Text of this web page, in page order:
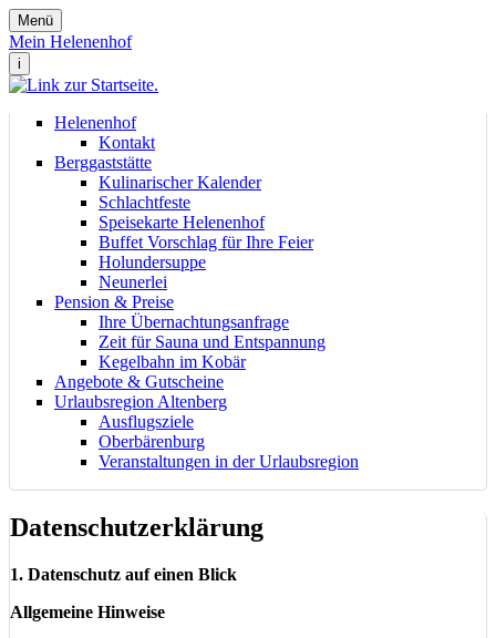
Menü
Mein Helenenhof
i
Helenenhof
Kontakt
Berggaststätte
Kulinarischer Kalender
Schlachtfeste
Speisekarte Helenenhof
Buffet Vorschlag für Ihre Feier
Holundersuppe
Neunerlei
Pension & Preise
Ihre Übernachtungsanfrage
Zeit für Sauna und Entspannung
Kegelbahn im Kobär
Angebote & Gutscheine
Urlaubsregion Altenberg
Ausflugsziele
Oberbärenburg
Veranstaltungen in der Urlaubsregion
Datenschutzerklärung
1. Datenschutz auf einen Blick
Allgemeine Hinweise